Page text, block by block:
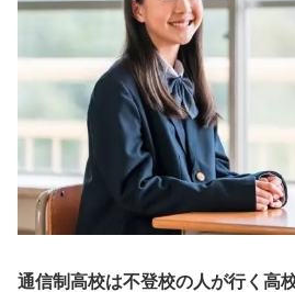
通信制高校は不登校の人が行く高